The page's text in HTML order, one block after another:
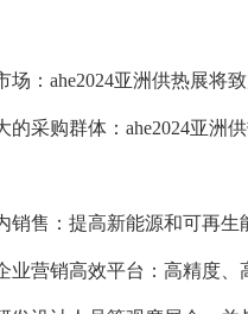
场：ahe2024亚洲供热展将
的采购群体：ahe2024亚洲
销售：提高新能源和可再
业营销高效平台：高精度